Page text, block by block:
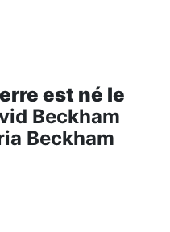
est né le
Beckham
Beckham